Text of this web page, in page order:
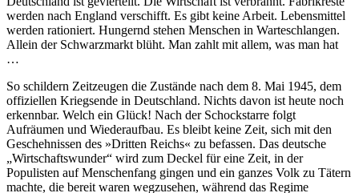
werden nach England verschifft. Es gibt keine Arbeit. Lebensmittel
werden rationiert. Hungernd stehen Menschen in Warteschlangen.
Allein der Schwarzmarkt blüht. Man zahlt mit allem, was man hat
…
So schildern Zeitzeugen die Zustände nach dem 8. Mai 1945, dem
offiziellen Kriegsende in Deutschland. Nichts davon ist heute noch
erkennbar. Welch ein Glück! Nach der Schockstarre folgt
Aufräumen und Wiederaufbau. Es bleibt keine Zeit, sich mit den
Geschehnissen des »Dritten Reichs« zu befassen. Das deutsche
Wirtschaftswunder
wird zum Deckel für eine Zeit, in der
Populisten auf Menschenfang gingen und ein ganzes Volk zu Tätern
machte, die bereit waren wegzusehen, während das Regime